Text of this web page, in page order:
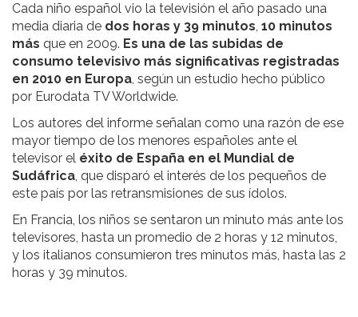
Cada niño español vio la televisión el año pasado una
media diaria de dos horas y 39 minutos, 10 minutos
más que en 2009. Es una de las subidas de
consumo televisivo más significativas registradas
en 2010 en Europa, según un estudio hecho público
por Eurodata TV Worldwide.
Los autores del informe señalan como una razón de ese
mayor tiempo de los menores españoles ante el
televisor el éxito de España en el Mundial de
Sudáfrica, que disparó el interés de los pequeños de
este país por las retransmisiones de sus ídolos.
En Francia, los niños se sentaron un minuto más ante los
televisores, hasta un promedio de 2 horas y 12 minutos,
y los italianos consumieron tres minutos más, hasta las 2
horas y 39 minutos.